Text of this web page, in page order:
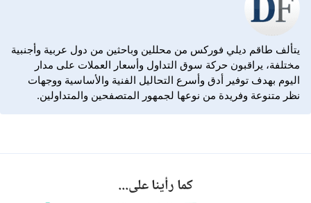
يتألف طاقم ديلي فوركس من محللين وباحثين من دول عربية وأجنبية
مختلفة، يراقبون حركة سوق التداول وأسعار العملات على مدار
اليوم بهدف توفير أدق وأسرع التحاليل الفنية والأساسية ووجهات
نظر متنوعة وفريدة من نوعها لجمهور المتصفحين والمتداولين.
كما رأينا على...